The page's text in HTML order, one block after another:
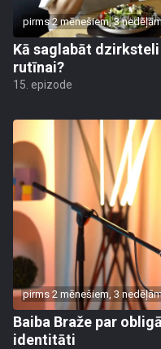
pirms 2 mēnešiem, 3
Kā saglabāt
rutīnai?
15. epizode
pirms 2 mēnešiem, 3
Baiba Braže par
identitāti